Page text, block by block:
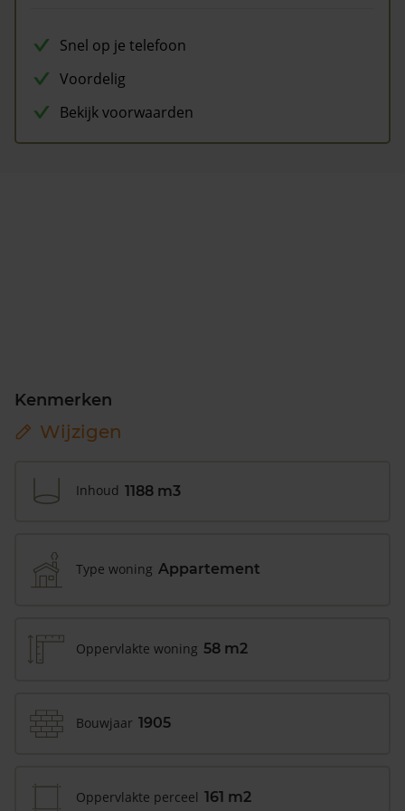
Snel op je telefoon
Voordelig
Bekijk voorwaarden
Kenmerken
Wijzigen
Inhoud 1188 m3
Type woning Appartement
Oppervlakte woning 58 m2
Bouwjaar 1905
Oppervlakte perceel 161 m2